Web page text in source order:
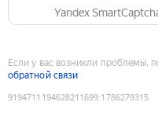
Yandex
Если у вас возникли проблемы,
обратной связи
9194711194628211699:1786279315